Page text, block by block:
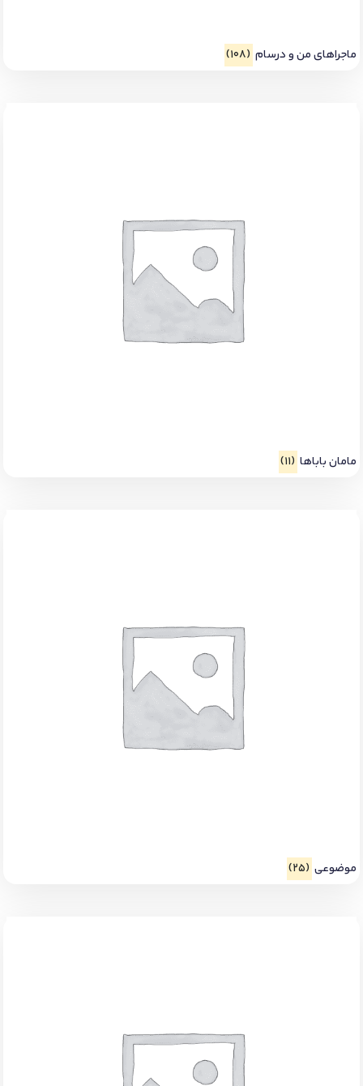
ماجراهای من و درسام (108)
مامان باباها (11)
موضوعی (25)